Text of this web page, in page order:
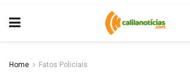
Home Fatos Policiais